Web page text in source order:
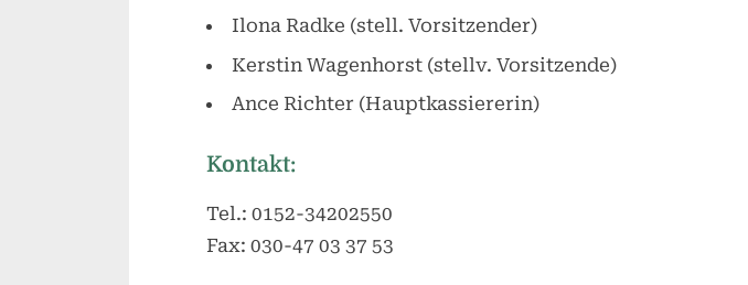
Ilona Radke (stell. Vorsitzender)
Kerstin Wagenhorst (stellv. Vorsitzende)
Ance Richter (Hauptkassiererin)
Kontakt:
Tel.: 0152-34202550
Fax: 030-47 03 37 53